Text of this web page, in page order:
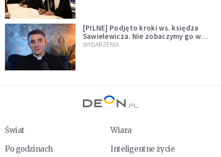
[PILNE] Podjęto kroki ws. księdza
Sawielewicza. Nie zobaczymy go w
mediach
WYDARZENIA
Świat
Wiara
Po godzinach
Inteligentne życie